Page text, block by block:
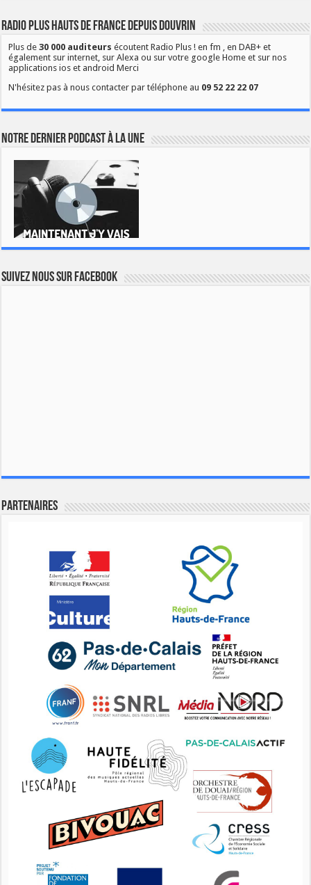
Radio Plus Hauts de France depuis Douvrin
Plus de30 000 auditeurs écoutent Radio Plus ! en fm , en DAB+ et
également sur internet, sur Alexa ou sur votre google Home et sur nos
applications ios et android Merci
N'hésitez pas à nous contacter par téléphone au 09 52 22 22 07
Notre dernier podcast à la une
Suivez nous sur Facebook
Partenaires